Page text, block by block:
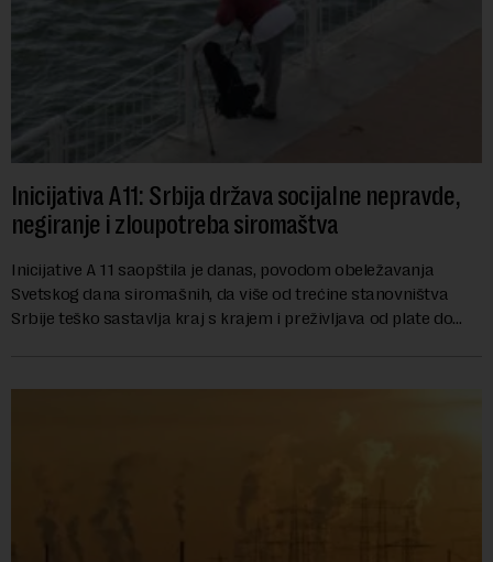
Inicijativa A11: Srbija država socijalne nepravde,
negiranje i zloupotreba siromaštva
Inicijative A 11 saopštila je danas, povodom obeležavanja
Svetskog dana siromašnih, da više od trećine stanovništva
Srbije teško sastavlja kraj s krajem i preživljava od plate do